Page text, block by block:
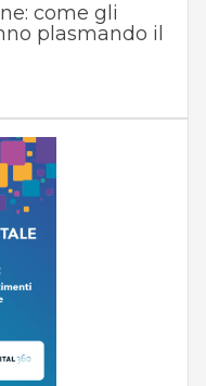
come gli
plasmando il